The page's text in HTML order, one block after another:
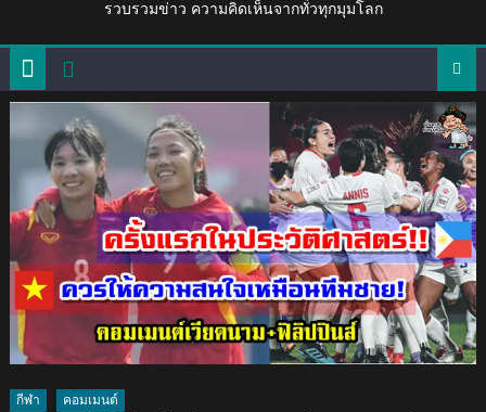
รวบรวมข่าว ความคิดเห็นจากทั่วทุกมุมโลก
กีฬา คอมเมนต์